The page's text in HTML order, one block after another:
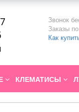
Звонок
Заказы
Как
КЛЕМАТИСЫ